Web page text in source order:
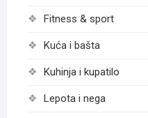
Fitness & sport
Kuća i bašta
Kuhinja i kupatilo
Lepota i nega